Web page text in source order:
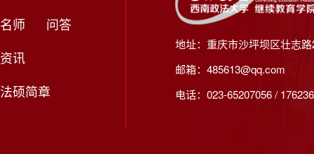
名师
问答
资讯
法硕简章
地址：重庆市沙坪坝区壮志
邮箱：485613@qq.com
电话：023-65207056 /